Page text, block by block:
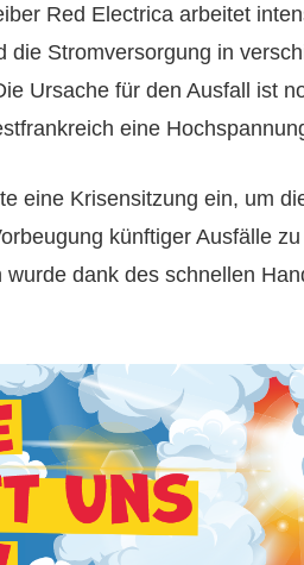
Red Electrica arbeitet
die Stromversorgung in
Ursache für den Ausfall ist
eine
eine Krisensitzung ein, um
künftiger Ausfälle
wurde dank des schnellen